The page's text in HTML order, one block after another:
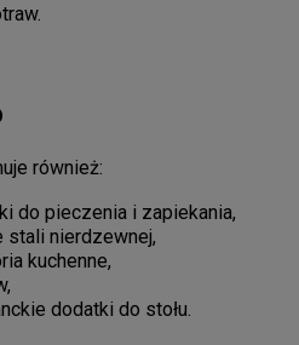
również:
do pieczenia i zapiekania,
stali nierdzewnej,
kuchenne,
dodatki do stołu.